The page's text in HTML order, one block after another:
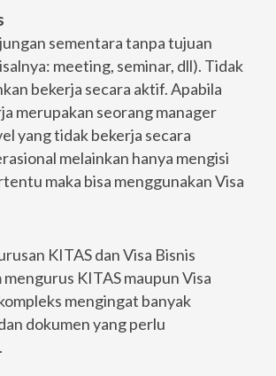
sementara tanpa tujuan
meeting, seminar, dll). Tidak
bekerja secara aktif. Apabila
merupakan seorang manager
yang tidak bekerja secara
melainkan hanya mengisi
maka bisa menggunakan Visa
KITAS dan Visa Bisnis
mengurus KITAS maupun Visa
mengingat banyak
dokumen yang perlu